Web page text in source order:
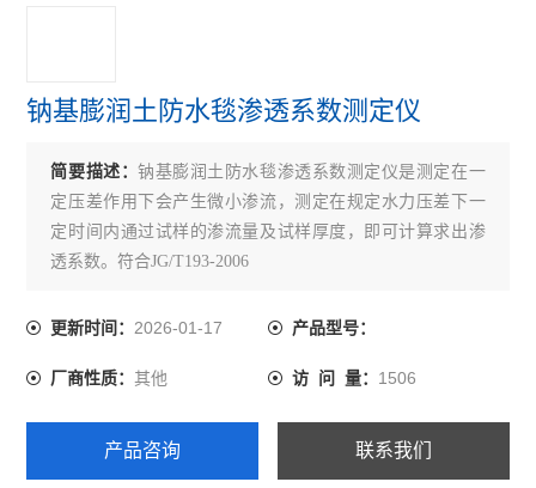
河北省石家庄邢台邯郸保定建筑工程检测仪器
混凝土排水管试验机
防雷检测仪器
滚珠轴承式耐磨试验机
道瑞式石材耐磨试验机
安全网抗冲击及耐贯穿性试验机
钠基膨润土防水毯渗透系数测定仪
简要描述：钠基膨润土防水毯渗透系数测定仪是测定在一
定压差作用下会产生微小渗流，测定在规定水力压差下一
定时间内通过试样的渗流量及试样厚度，即可计算求出渗
透系数。符合JG/T193-2006
更新时间：2026-01-17 产品型号：
厂商性质：其他 访 问 量： 1506
产品咨询 联系我们